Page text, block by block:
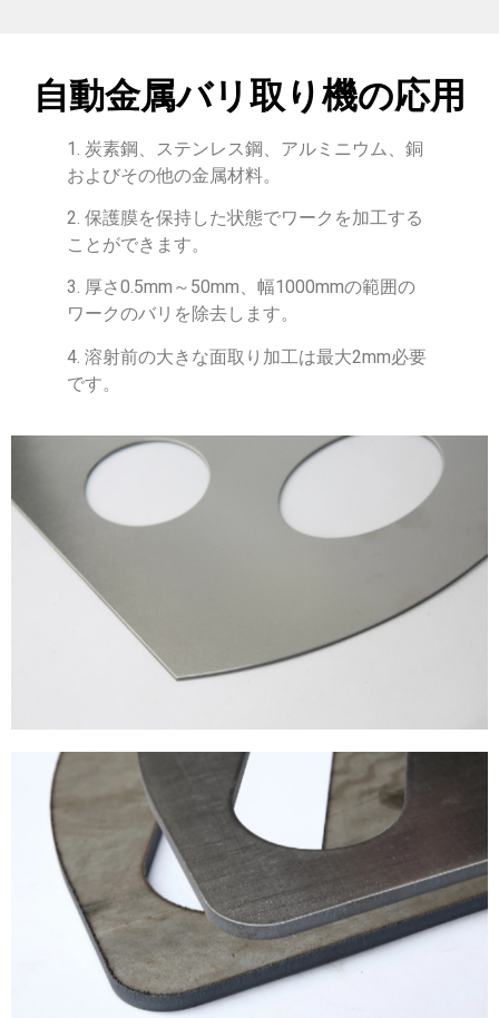
自動金属バリ取り機の応用
1. 炭素鋼、ステンレス鋼、アルミニウム、銅
およびその他の金属材料。
2. 保護膜を保持した状態でワークを加工する
ことができます。
3. 厚さ0.5mm～50mm、幅1000mmの範囲の
ワークのバリを除去します。
4. 溶射前の大きな面取り加工は最大2mm必要
です。